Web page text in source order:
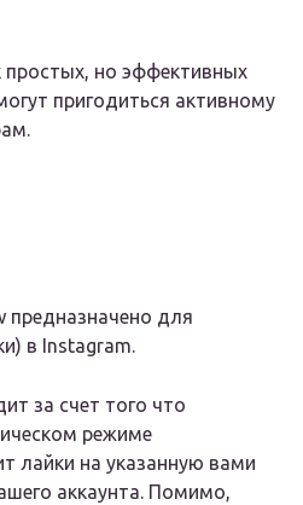
но эффективных
пригодиться активному
предназначено для
в Instagram.
за счет того что
режиме
лайки на указанную вами
аккаунта. Помимо,